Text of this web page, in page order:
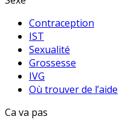
Contraception
IST
Sexualité
Grossesse
IVG
Où trouver de l’aide
Ca va pas